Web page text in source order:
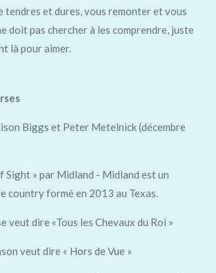
tendres et dures, vous remonter et vous
doit pas chercher à les comprendre, juste
là pour aimer.
Biggs et Peter Metelnick (décembre
Sight » par Midland - Midland est un
country formé en 2013 au Texas.
veut dire «Tous les Chevaux du Roi »
veut dire « Hors de Vue »